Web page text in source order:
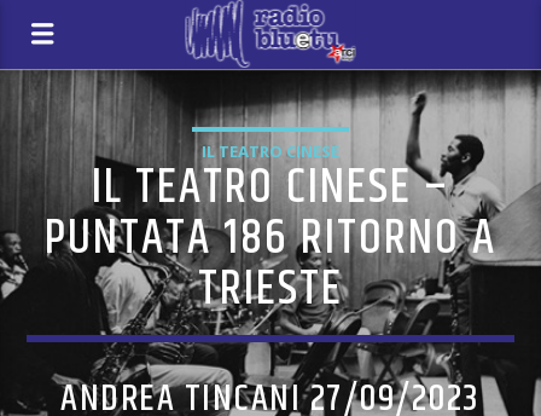
IL TEATRO CINESE
IL TEATRO CINESE –
PUNTATA 186 RITORNO A
TRIESTE
ANDREA TINCANI 27/09/2023